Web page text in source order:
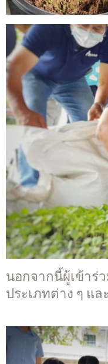
นอกจากนี้ผู้เข้าร่
ประเภทต่าง ๆ แ